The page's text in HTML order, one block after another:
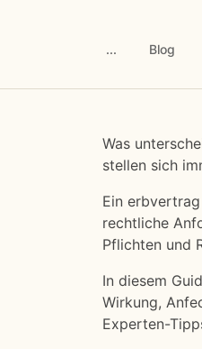
Blog
Was
stellen sich
Ein
rechtliche
Pflichten und
In diesem
Wirkung,
Experten-